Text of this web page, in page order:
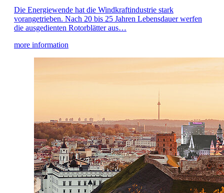
Die Energiewende hat die Windkraftindustrie stark
vorangetrieben. Nach 20 bis 25 Jahren Lebensdauer werfen
die ausgedienten Rotorblätter aus…
more information